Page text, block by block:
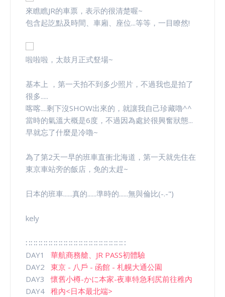
來瞧瞧JR的車票，表示的很清楚喔~
包含起訖點及時間、車廂、座位...等等，一目瞭然!
啦啦啦，太鼓月正式豋場~
基本上 ，第一天拍不到多少照片，不過我也是拍了
很多.....
喀喀....剩下沒SHOW出來的，就讓我自己珍藏嚕^^
當時的氣溫大概是6度，不過因為處於很興奮狀態...
早就忘了什麼是冷嚕~
為了第2天一早的班車直衝北海道，第一天就先住在
東京車站旁的飯店，免的太趕~
日本的班車......真的......準時的......無與倫比(-.-")
kely
∷∷∷∷∷∷∷∷∷∷∷∷∷∷∷∷∷∷∷∷
DAY1 華航商務艙、JR PASS初體驗
DAY2 東京 - 八戶 - 函館 - 札幌大通公園
DAY3懷舊小樽-かに本家-夜車特急利尻前往稚內
DAY4 稚內<日本最北端>